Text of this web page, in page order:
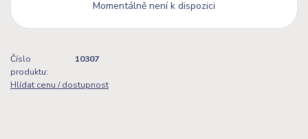
Momentálně není k dispozici
Číslo
produktu:
10307
Hlídat cenu / dostupnost